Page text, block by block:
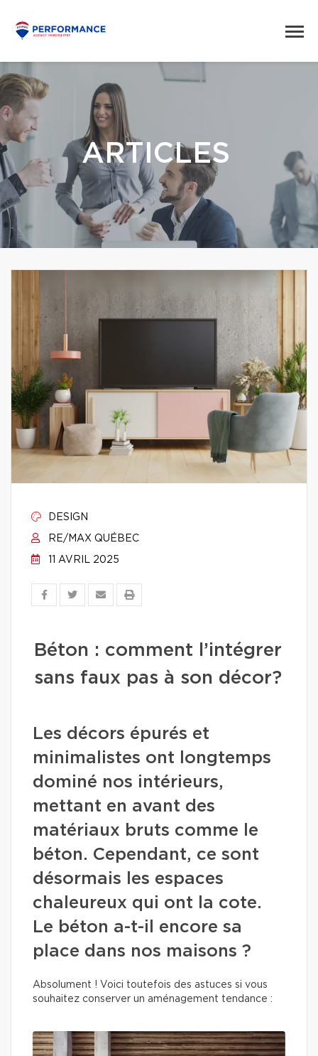
ARTICLES
DESIGN
RE/MAX QUÉBEC
11 AVRIL 2025
Béton : comment l’intégrer
sans faux pas à son décor?
Les décors épurés et
minimalistes ont longtemps
dominé nos intérieurs,
mettant en avant des
matériaux bruts comme le
béton. Cependant, ce sont
désormais les espaces
chaleureux qui ont la cote.
Le béton a-t-il encore sa
place dans nos maisons ?
Absolument ! Voici toutefois des astuces si vous
souhaitez conserver un aménagement tendance :